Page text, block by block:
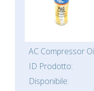
AC Compressor
ID Prodotto:
Disponibile: